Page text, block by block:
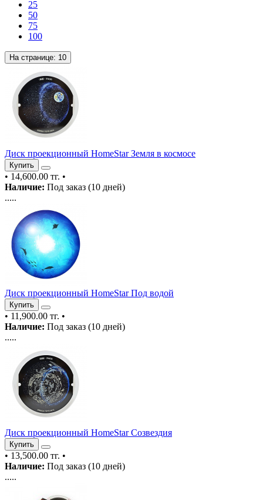
25
50
75
100
На странице: 10
Диск проекционный HomeStar Земля в космосе
Купить
• 14,600.00 тг. •
Наличие: Под заказ (10 дней)
.....
Диск проекционный HomeStar Под водой
Купить
• 11,900.00 тг. •
Наличие: Под заказ (10 дней)
.....
Диск проекционный HomeStar Созвездия
Купить
• 13,500.00 тг. •
Наличие: Под заказ (10 дней)
.....